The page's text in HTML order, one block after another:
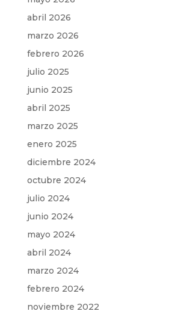
abril 2026
marzo 2026
febrero 2026
julio 2025
junio 2025
abril 2025
marzo 2025
enero 2025
diciembre 2024
octubre 2024
julio 2024
junio 2024
mayo 2024
abril 2024
marzo 2024
febrero 2024
noviembre 2022